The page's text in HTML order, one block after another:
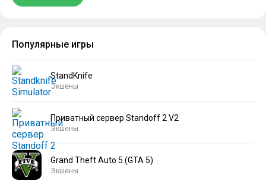
Популярные игры
StandKnife
Экшены
Приватный сервер Standoff 2 V2
Экшены
Grand Theft Auto 5 (GTA 5)
Экшены